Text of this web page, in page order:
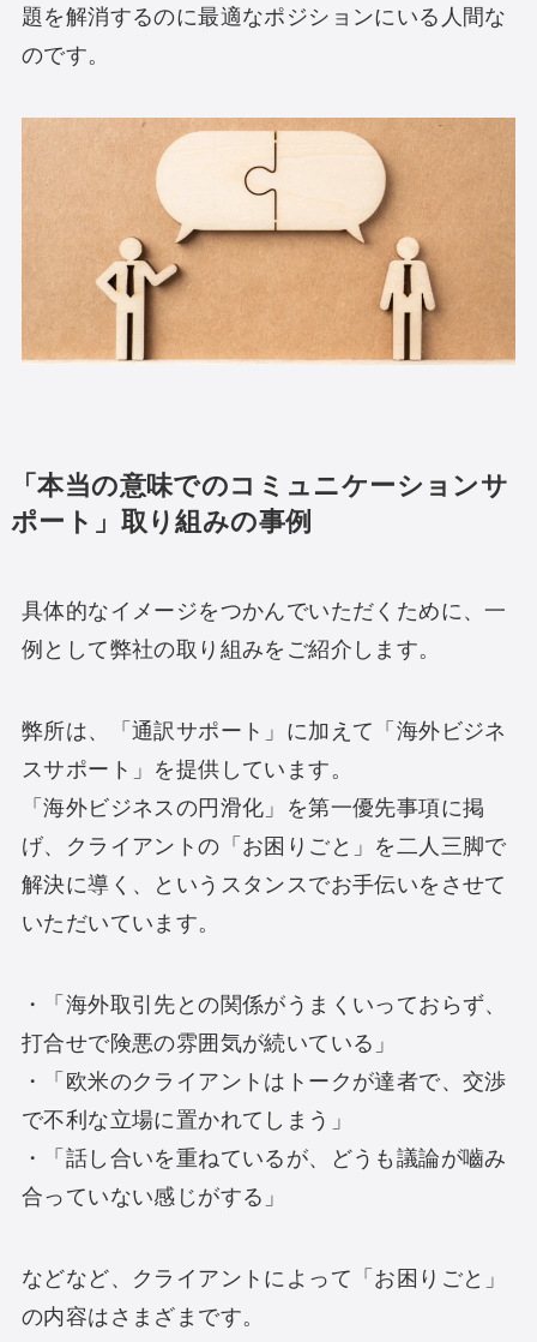
題を解消するのに最適なポジションにいる人間な
のです。
「本当の意味でのコミュニケーションサ
ポート」取り組みの事例
具体的なイメージをつかんでいただくために、一
例として弊社の取り組みをご紹介します。
弊所は、「通訳サポート」に加えて「海外ビジネ
スサポート」を提供しています。
「海外ビジネスの円滑化」を第一優先事項に掲
げ、クライアントの「お困りごと」を二人三脚で
解決に導く、というスタンスでお手伝いをさせて
いただいています。
・「海外取引先との関係がうまくいっておらず、
打合せで険悪の雰囲気が続いている」
・「欧米のクライアントはトークが達者で、交渉
で不利な立場に置かれてしまう」
・「話し合いを重ねているが、どうも議論が嚙み
合っていない感じがする」
などなど、クライアントによって「お困りごと」
の内容はさまざまです。